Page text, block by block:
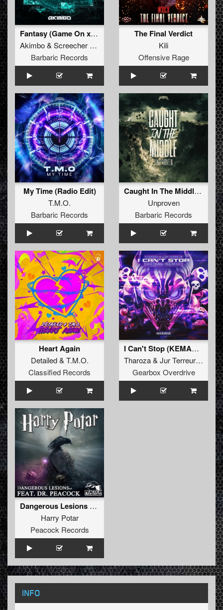
Fantasy (Game On x Dragonized) (Original Mix)
Akimbo& Screecher
Barbaric Records
The Final Verdict
Kili
Offensive Rage
My Time (Radio Edit)
T.M.O.
Barbaric Records
Caught In The Middle (Original Mix)
Unproven
Barbaric Records
Heart Again
Detailed& T.M.O.
Classified Records
I Can't Stop (KEMAL Remix)
Tharoza& Jur Terreur&
Gearbox Overdrive
Dangerous Lesions EP
Harry Potar
Peacock Records
INFO